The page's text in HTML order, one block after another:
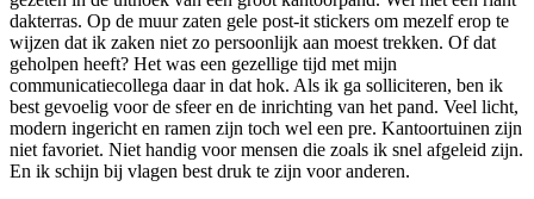
dakterras. Op de muur zaten gele post-it stickers om mezelf erop te
wijzen dat ik zaken niet zo persoonlijk aan moest trekken. Of dat
geholpen heeft? Het was een gezellige tijd met mijn
communicatiecollega daar in dat hok. Als ik ga solliciteren, ben ik
best gevoelig voor de sfeer en de inrichting van het pand. Veel licht,
modern ingericht en ramen zijn toch wel een pre. Kantoortuinen zijn
niet favoriet. Niet handig voor mensen die zoals ik snel afgeleid zijn.
En ik schijn bij vlagen best druk te zijn voor anderen.